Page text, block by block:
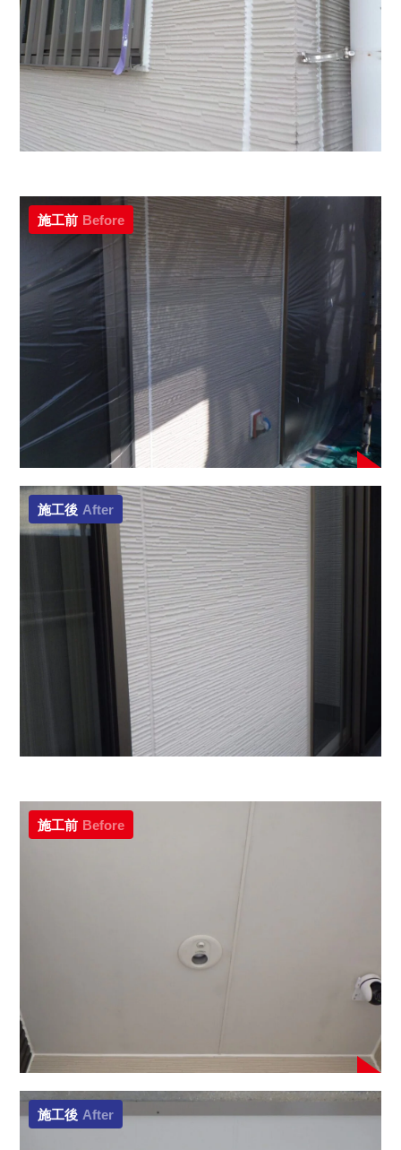
施工前 Before
施工後 After
施工前 Before
施工後 After